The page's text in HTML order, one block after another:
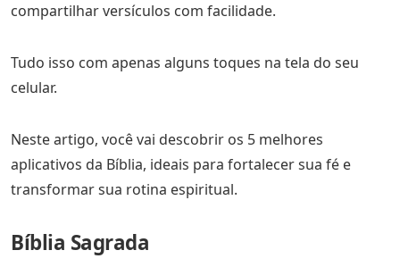
compartilhar versículos com facilidade.
Tudo isso com apenas alguns toques na tela do seu
celular.
Neste artigo, você vai descobrir os 5 melhores
aplicativos da Bíblia, ideais para fortalecer sua fé e
transformar sua rotina espiritual.
Bíblia Sagrada